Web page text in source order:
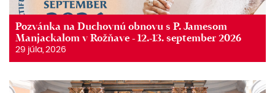
Pozvánka na Duchovnú obnovu s P. Jamesom
Manjackalom v Rožňave - 12.-13. september 2026
29 júla, 2026